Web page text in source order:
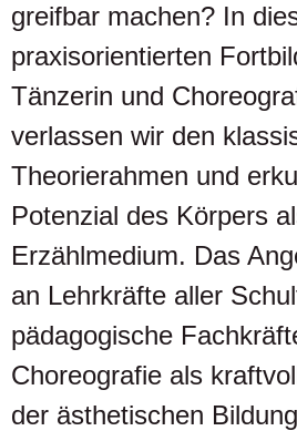
greifbar machen? In
praxisorientierten
Tänzerin und
verlassen wir den
Theorierahmen und
Potenzial des Körpers
Erzählmedium. Das
an Lehrkräfte aller
pädagogische
Choreografie als
der ästhetischen